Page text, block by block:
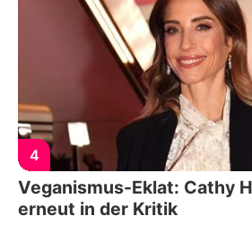
4
Veganismus-Eklat: Cathy
erneut in der Kritik